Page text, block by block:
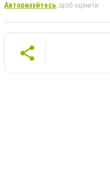
Авторизуйтесь, щоб оцінити